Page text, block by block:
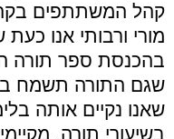
קהל המשתתפים
מורי ורבותי אנו
בהכנסת ספר תורה
שגם התורה תשמח
שאנו נקיים אותה
בשיעורי תורה,